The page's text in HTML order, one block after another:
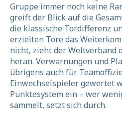
Gruppe immer noch keine
greift der Blick auf die
die klassische Tordifferenz
erzielten Tore das
nicht, zieht der Weltverband
heran. Verwarnungen und
übrigens auch für
Einwechselspieler gewertet
Punktesystem ein – wer
sammelt, setzt sich durch.